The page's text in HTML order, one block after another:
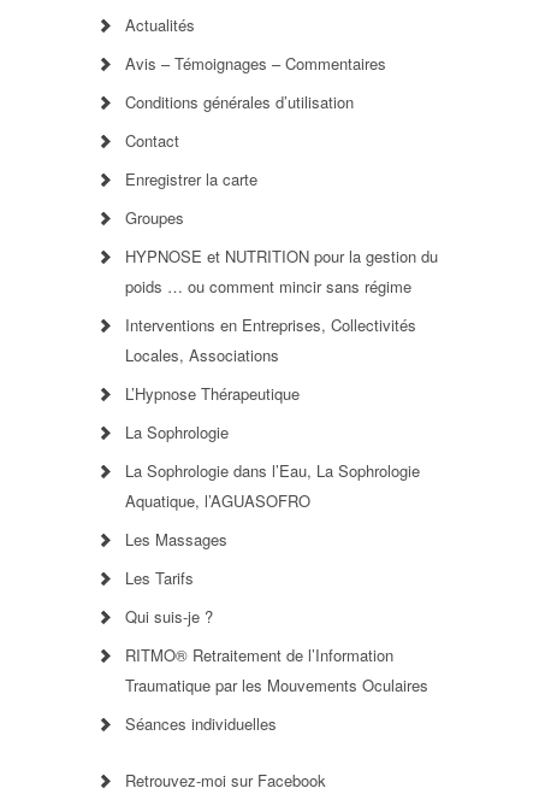
Actualités
Avis – Témoignages – Commentaires
Conditions générales d’utilisation
Contact
Enregistrer la carte
Groupes
HYPNOSE et NUTRITION pour la gestion du
poids … ou comment mincir sans régime
Interventions en Entreprises, Collectivités
Locales, Associations
L’Hypnose Thérapeutique
La Sophrologie
La Sophrologie dans l’Eau, La Sophrologie
Aquatique, l’AGUASOFRO
Les Massages
Les Tarifs
Qui suis-je ?
RITMO® Retraitement de l’Information
Traumatique par les Mouvements Oculaires
Séances individuelles
Retrouvez-moi sur Facebook